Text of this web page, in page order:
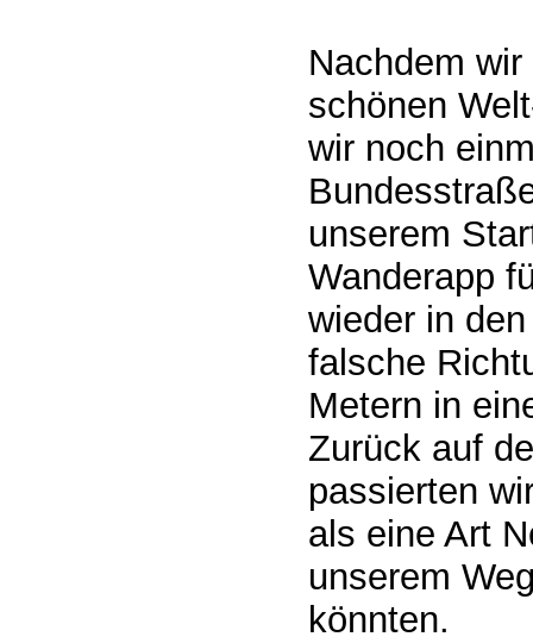
Nachdem
schönen
wir noch
unserem
Wanderapp
wieder in
falsche
Metern in
Zurück auf
passierten
als eine Art
unserem
könnten.